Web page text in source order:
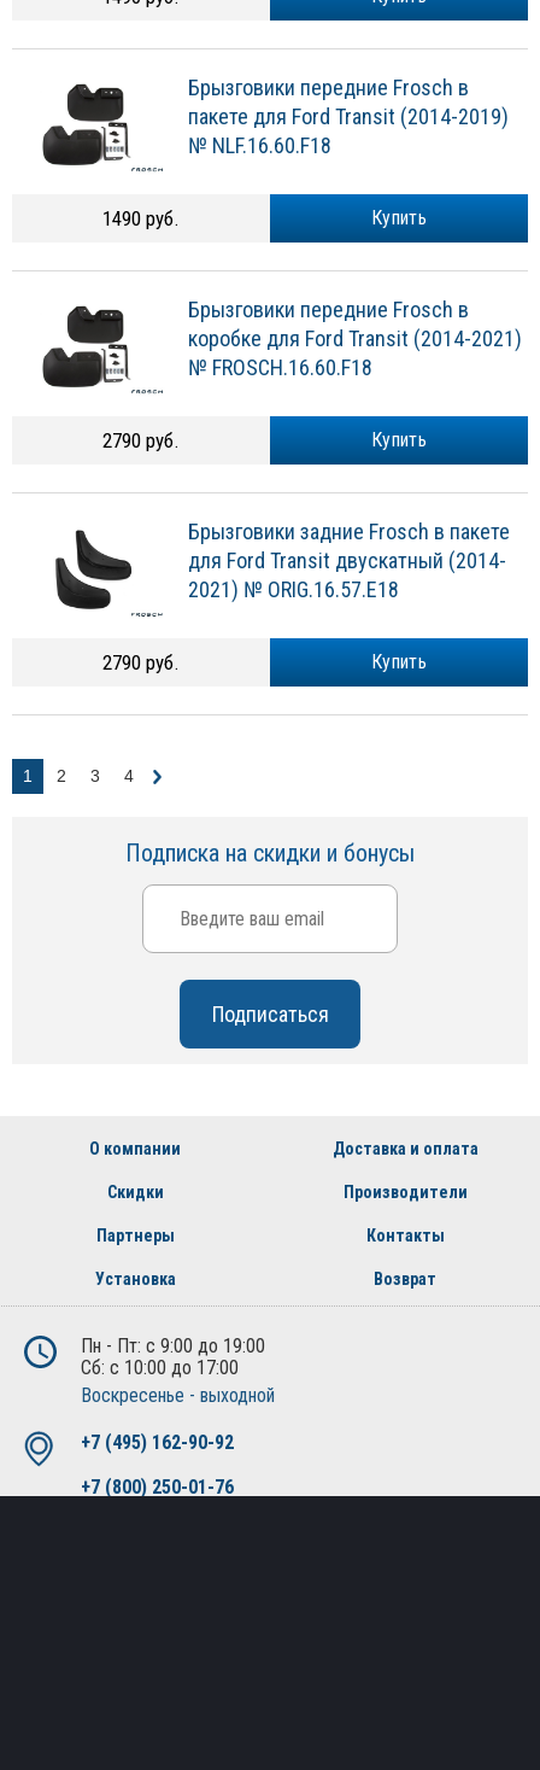
Брызговики передние Frosch в
пакете для Ford Transit (2014-2019)
№ NLF.16.60.F18
Купить
1490 руб.
Брызговики передние Frosch в
коробке для Ford Transit (2014-2021)
№ FROSCH.16.60.F18
Купить
2790 руб.
Брызговики задние Frosch в пакете
для Ford Transit двускатный (2014-
2021) № ORIG.16.57.E18
Купить
2790 руб.
1 2 3 4
Подписка на скидки и бонусы
О компании Доставка и оплата
Скидки Производители
Партнеры Контакты
Установка Возврат
Пн - Пт: с 9:00 до 19:00
Сб: с 10:00 до 17:00
Воскресенье - выходной
+7 (495) 162-90-92
+7 (800) 250-01-76